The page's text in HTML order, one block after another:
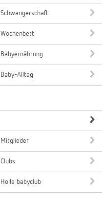
Schwangerschaft
Wochenbett
Babyernährung
Baby-Alltag
Mitglieder
Clubs
Holle babyclub